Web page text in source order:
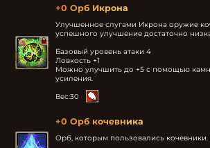
+0 Орб Икрона
Улучшенное слугами Икрона оружие
успешного улучшение достаточно
Базовый уровень атаки 4
Ловкость +1
Можно улучшить до +5 с помощью
усиления.
Вес:30
+0 Орб кочевника
Орб, которым пользовались кочевники.